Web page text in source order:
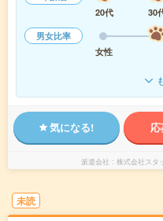
20代
30
男女比率
女性
気になる!
派遣会社 株式会社スタ
未読